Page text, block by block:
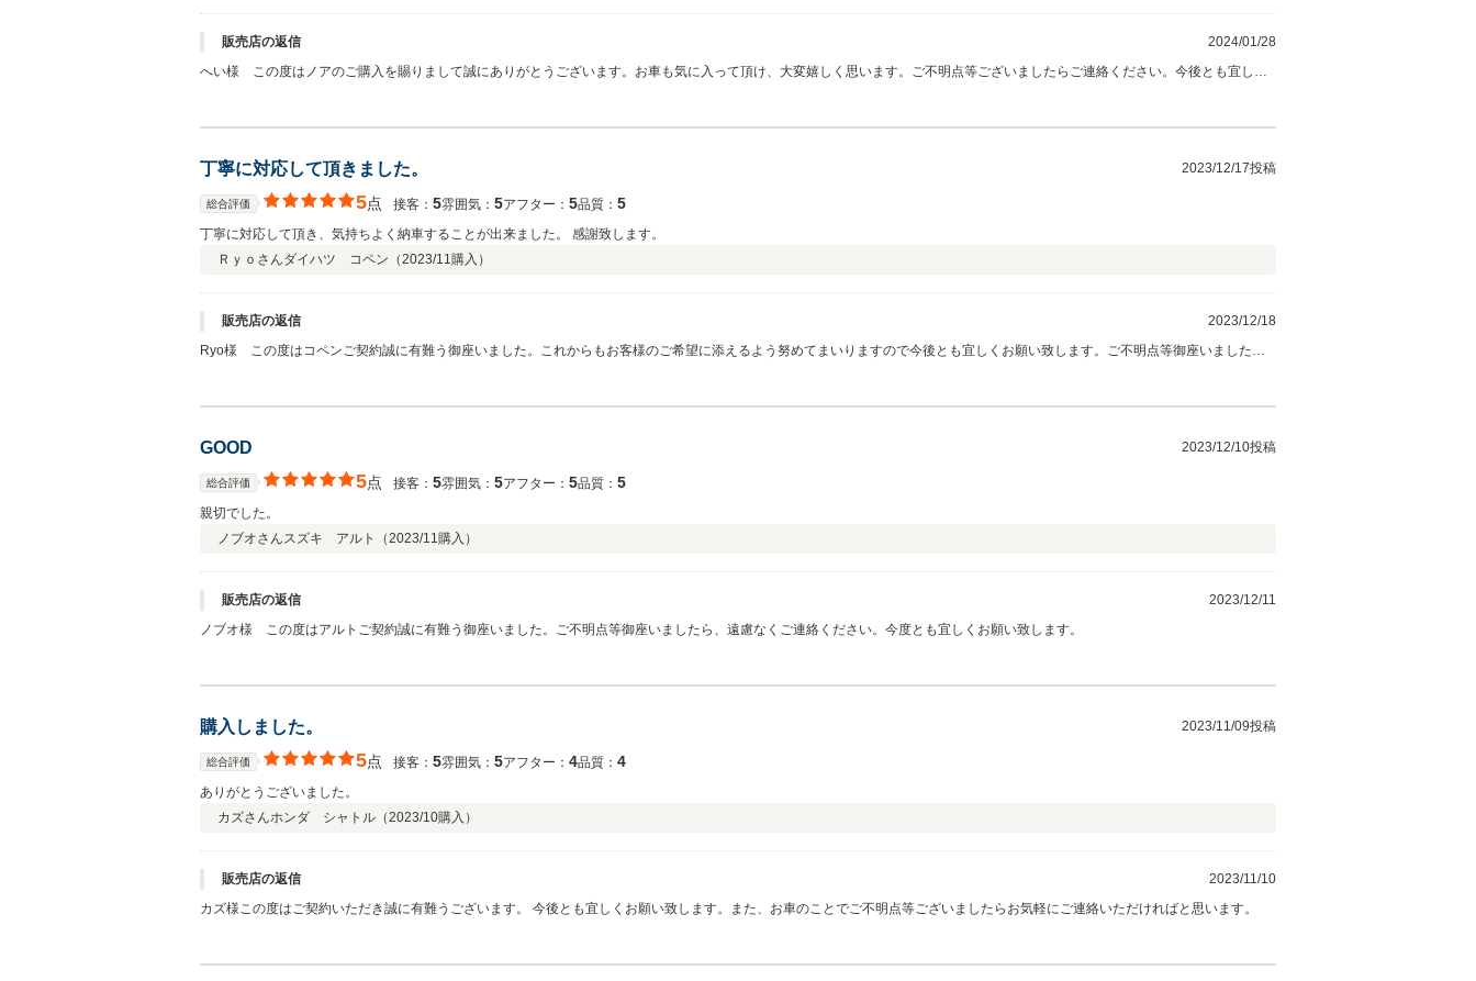
販売店の返信
2024/01/28
へい様 この度はノアのご購入を賜りまして誠にありがとうございます。お車も気に入って頂け、大変嬉しく思います。ご不明点等ございましたらご連絡ください。今後とも宜しく
丁寧に対応して頂きました。 2023/12/17投稿
総合評価 5点 接客： 5雰囲気： 5アフター： 5品質： 5
丁寧に対応して頂き、気持ちよく納車することが出来ました。 感謝致します。
Ｒｙｏさんダイハツ コペン（2023/11購入）
販売店の返信
2023/12/18
Ryo様 この度はコペンご契約誠に有難う御座いました。これからもお客様のご希望に添えるよう努めてまいりますので今後とも宜しくお願い致します。ご不明点等御座いました
GOOD 2023/12/10投稿
総合評価 5点 接客： 5雰囲気： 5アフター： 5品質： 5
親切でした。
ノブオさんスズキ アルト（2023/11購入）
販売店の返信
2023/12/11
ノブオ様 この度はアルトご契約誠に有難う御座いました。ご不明点等御座いましたら、遠慮なくご連絡ください。今度とも宜しくお願い致します。
購入しました。 2023/11/09投稿
総合評価 5点 接客： 5雰囲気： 5アフター： 4品質： 4
ありがとうございました。
カズさんホンダ シャトル（2023/10購入）
販売店の返信
2023/11/10
カズ様この度はご契約いただき誠に有難うございます。 今後とも宜しくお願い致します。また、お車のことでご不明点等ございましたらお気軽にご連絡いただければと思います。